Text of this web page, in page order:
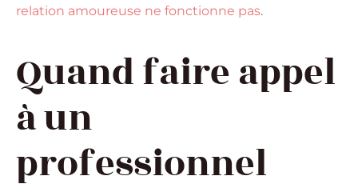
relation amoureuse ne fonctionne pas.
Quand faire appel
à un
professionnel